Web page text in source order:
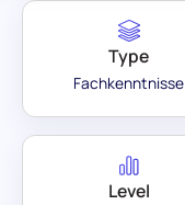
Type
Fachkenntnisse
Level